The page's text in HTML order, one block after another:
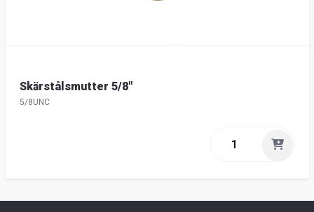
Skärstålsmutter 5/8"
5/8UNC